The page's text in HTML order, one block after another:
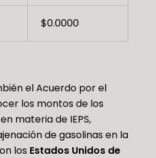
$0.0000
el Acuerdo por el
los montos de los
materia de IEPS,
de gasolinas en la
los Estados Unidos de